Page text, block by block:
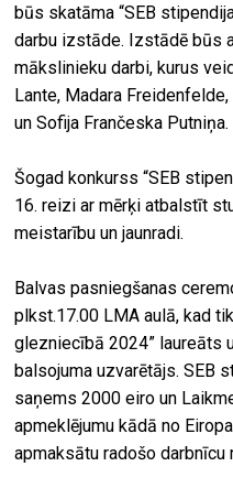
būs skatāma “SEB
darbu izstāde. Izstādē būs
mākslinieku darbi, kurus
Lante, Madara
un Sofija Frančeska Putniņa.
Šogad konkurss “SEB
16. reizi ar mērķi atbalstīt
meistarību un jaunradi.
Balvas pasniegšanas
plkst.17.00 LMA aulā, kad
glezniecībā 2024” laureāts
balsojuma uzvarētājs. SEB
saņems 2000 eiro un
apmeklējumu kādā no
apmaksātu radošo